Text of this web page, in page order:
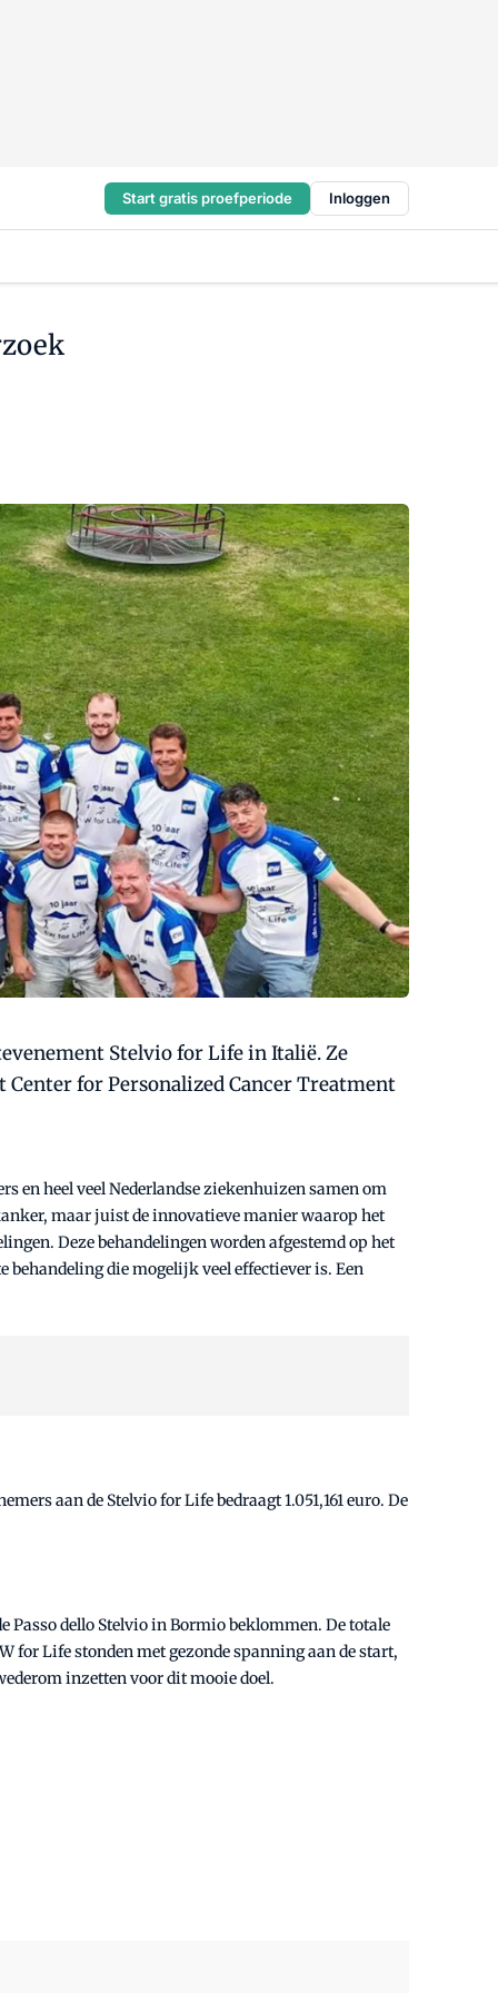
Start gratis proefperiode Inloggen
Stelvio for Life in Italië. Ze
Center for Personalized Cancer Treatment
en heel veel Nederlandse ziekenhuizen samen om
maar juist de innovatieve manier waarop het
Deze behandelingen worden afgestemd op het
die mogelijk veel effectiever is. Een
aan de Stelvio for Life bedraagt 1.051,161 euro. De
Passo dello Stelvio in Bormio beklommen. De totale
for Life stonden met gezonde spanning aan de start,
inzetten voor dit mooie doel.